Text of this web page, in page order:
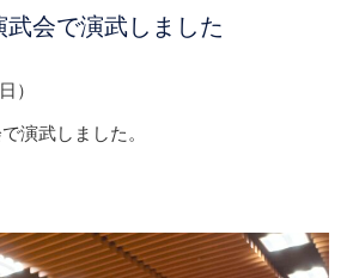
会で演武しました
）
演武しました。